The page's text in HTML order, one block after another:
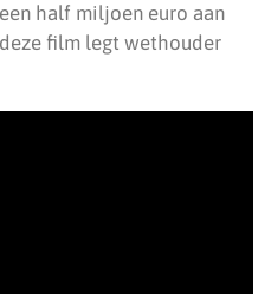
half miljoen euro aan
film legt wethouder